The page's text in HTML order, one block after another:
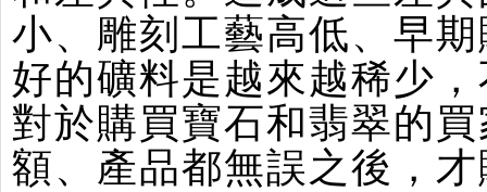
小、雕刻工藝高低、早
好的礦料是越來越稀少
對於購買寶石和翡翠的
額、產品都無誤之後，